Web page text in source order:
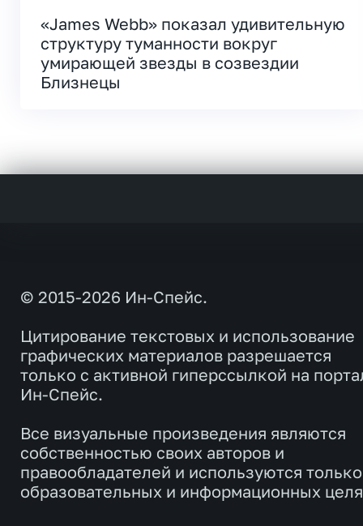
«James Webb» показал удивительную
структуру туманности вокруг
умирающей звезды в созвездии
Близнецы
© 2015-2026 Ин-Спейс.
Цитирование текстовых и использование
графических материалов разрешается
только с активной гиперссылкой на
Ин-Спейс.
Все визуальные произведения являются
собственностью своих авторов и
правообладателей и используются
образовательных и информационных